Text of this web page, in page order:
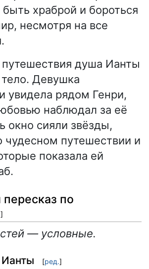
храброй и бороться
несмотря на все
путешествия душа Ианты
тело. Девушка
увидела рядом Генри,
наблюдал за её
окно сияли звёзды,
чудесном путешествии и
показала ей
по
]
— условные.
Ианты [ред.]